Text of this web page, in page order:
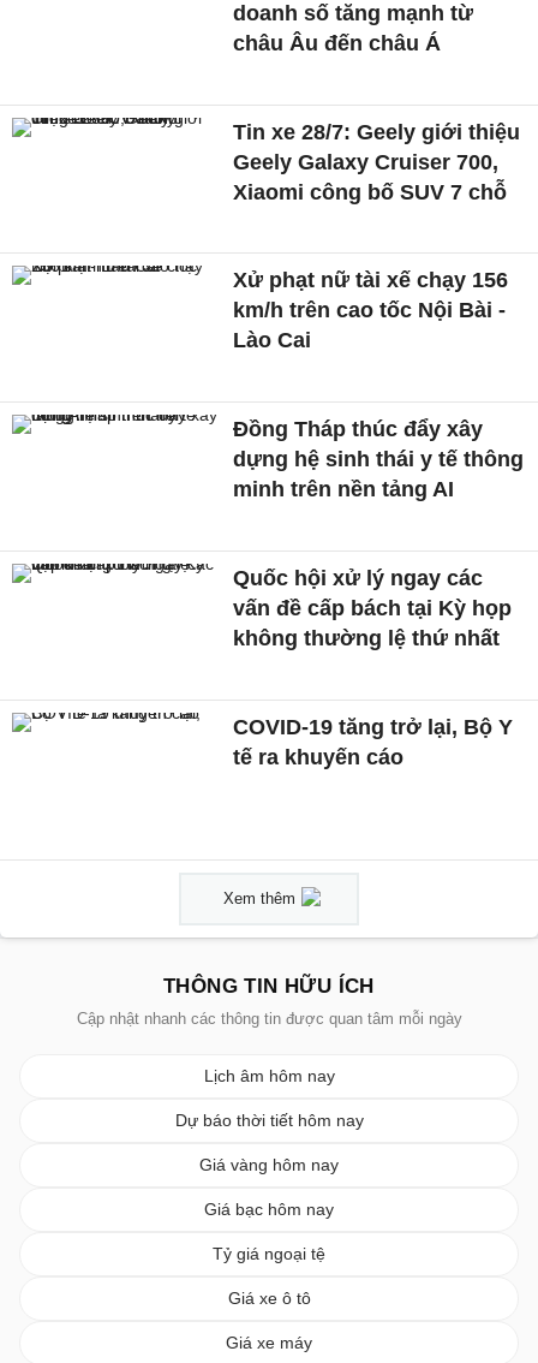
doanh số tăng mạnh từ
châu Âu đến châu Á
Tin xe 28/7: Geely giới thiệu
Geely Galaxy Cruiser 700,
Xiaomi công bố SUV 7 chỗ
Xử phạt nữ tài xế chạy 156
km/h trên cao tốc Nội Bài -
Lào Cai
Đồng Tháp thúc đẩy xây
dựng hệ sinh thái y tế thông
minh trên nền tảng AI
Quốc hội xử lý ngay các
vấn đề cấp bách tại Kỳ họp
không thường lệ thứ nhất
COVID-19 tăng trở lại, Bộ Y
tế ra khuyến cáo
Xem thêm
THÔNG TIN HỮU ÍCH
Cập nhật nhanh các thông tin được quan tâm mỗi ngày
Lịch âm hôm nay
Dự báo thời tiết hôm nay
Giá vàng hôm nay
Giá bạc hôm nay
Tỷ giá ngoại tệ
Giá xe ô tô
Giá xe máy